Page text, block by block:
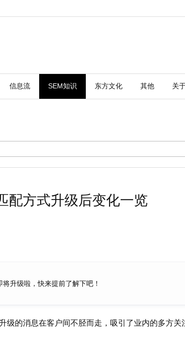
信息流 SEM知识 东方文化 其他 关
配方式升级后变化一览
升级啦，快来提前了解下吧！
级的消息在客户间不胫而走，吸引了业内的多方关